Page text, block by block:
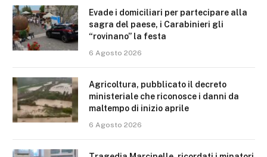
Evade i domiciliari per partecipare alla
sagra del paese, i Carabinieri gli
“rovinano” la festa
6 Agosto 2026
Agricoltura, pubblicato il decreto
ministeriale che riconosce i danni da
maltempo di inizio aprile
6 Agosto 2026